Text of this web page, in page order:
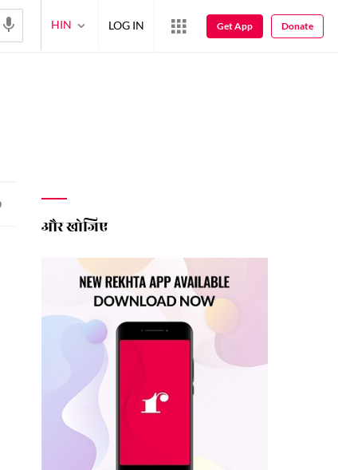
और खोजिए
HIN LOG IN Get App Donate